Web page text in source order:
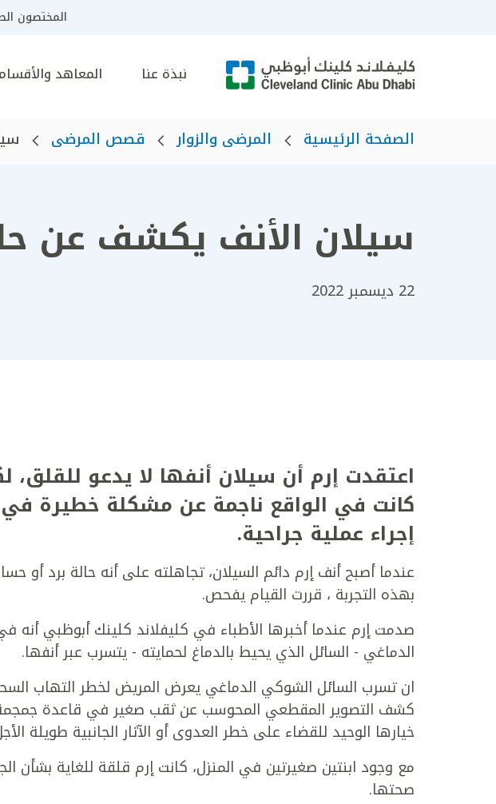
المختصون
نبذة عنا المعاهد
الصفحة الرئيسية المرضى والزوار قصص المرضى
سيلان الأنف يكشف عن
22 ديسمبر 2022
اعتقدت إرم أن سيلان أنفها لا يدعو للقلق،
كانت في الواقع ناجمة عن مشكلة خطيرة
إجراء عملية جراحية.
عندما أصبح أنف إرم دائم السيلان، تجاهلته على أنه حالة برد أو
بهذه التجربة ، قررت القيام يفحص.
صدمت إرم عندما أخبرها الأطباء في كليفلاند كلينك أبوظبي أنه
الدماغي - السائل الذي يحيط بالدماغ لحمايته - يتسرب عبر أنفها.
ان تسرب السائل الشوكي الدماغي يعرض المريض لخطر التهاب
كشف التصوير المقطعي المحوسب عن ثقب صغير في قاعدة جمجمة
خيارها الوحيد للقضاء على خطر العدوى أو الآثار الجانبية طويلة
مع وجود ابنتين صغيرتين في المنزل، كانت إرم قلقة للغاية بشأن
صحتها.